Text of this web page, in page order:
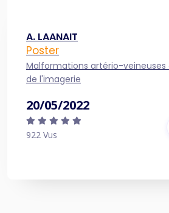
A. LAANAIT
Poster
Malformations artério-veineuses
de l'imagerie
20/05/2022
922 Vus